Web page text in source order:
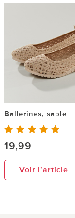
Ballerines, sable
19,99
Voir l’article